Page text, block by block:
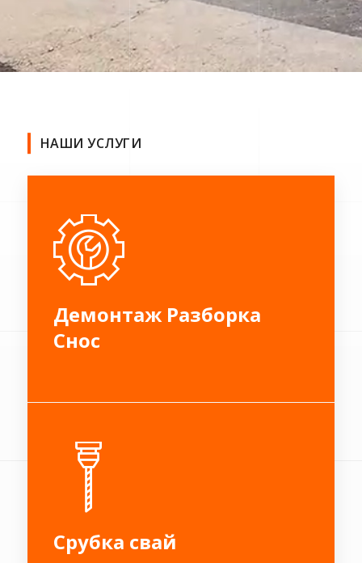
НАШИ УСЛУГИ
Демонтаж Разборка
Cнос
Срубка свай